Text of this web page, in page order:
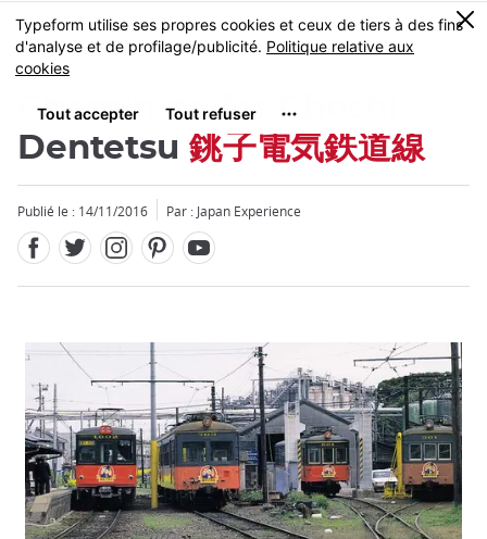
Skip
to
main
MENU
0
Chemin de fer Choshi
Dentetsu 銚子電気鉄道線
Publié le : 14/11/2016 Par : Japan Experience
Fermer